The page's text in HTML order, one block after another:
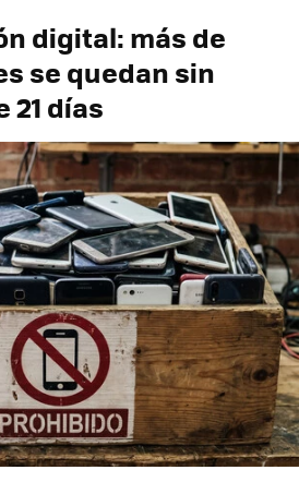
digital: más de
se quedan sin
21 días